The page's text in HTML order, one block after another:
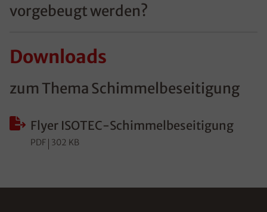
vorgebeugt werden?
Downloads
zum Thema Schimmelbeseitigung
Flyer ISOTEC-Schimmelbeseitigung
PDF 302 KB